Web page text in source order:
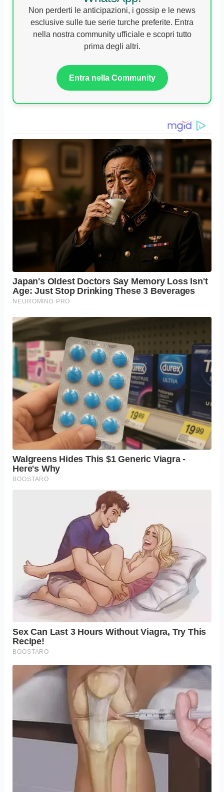
Non perderti le anticipazioni, i gossip e le news
esclusive sulle tue serie turche preferite. Entra
nella nostra community ufficiale e scopri tutto
prima degli altri.
Entra nella Community